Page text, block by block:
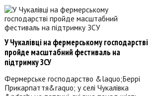
У Чукалівці на фермерському господарстві
пройде масштабний фестиваль на
підтримку ЗСУ
Фермерське господарство &laquo;Беррі
Прикарпаття&raquo; у селі Чукалівка